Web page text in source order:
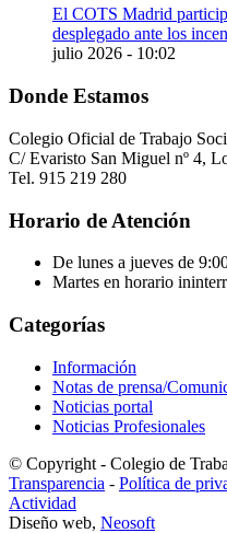
El COTS Madrid
desplegado ante los
julio 2026 - 10:02
Donde Estamos
Colegio Oficial de Trabajo
C/ Evaristo San Miguel nº 4,
Tel. 915 219 280
Horario de Atención
De lunes a jueves de
Martes en horario
Categorías
Información
Notas de prensa/
Noticias portal
Noticias Profesionales
© Copyright - Colegio de
Transparencia - Política de
Actividad
Diseño web, Neosoft